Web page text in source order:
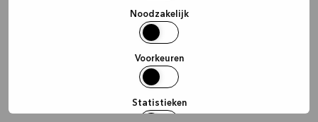
Noodzakelijk
Voorkeuren
Statistieken